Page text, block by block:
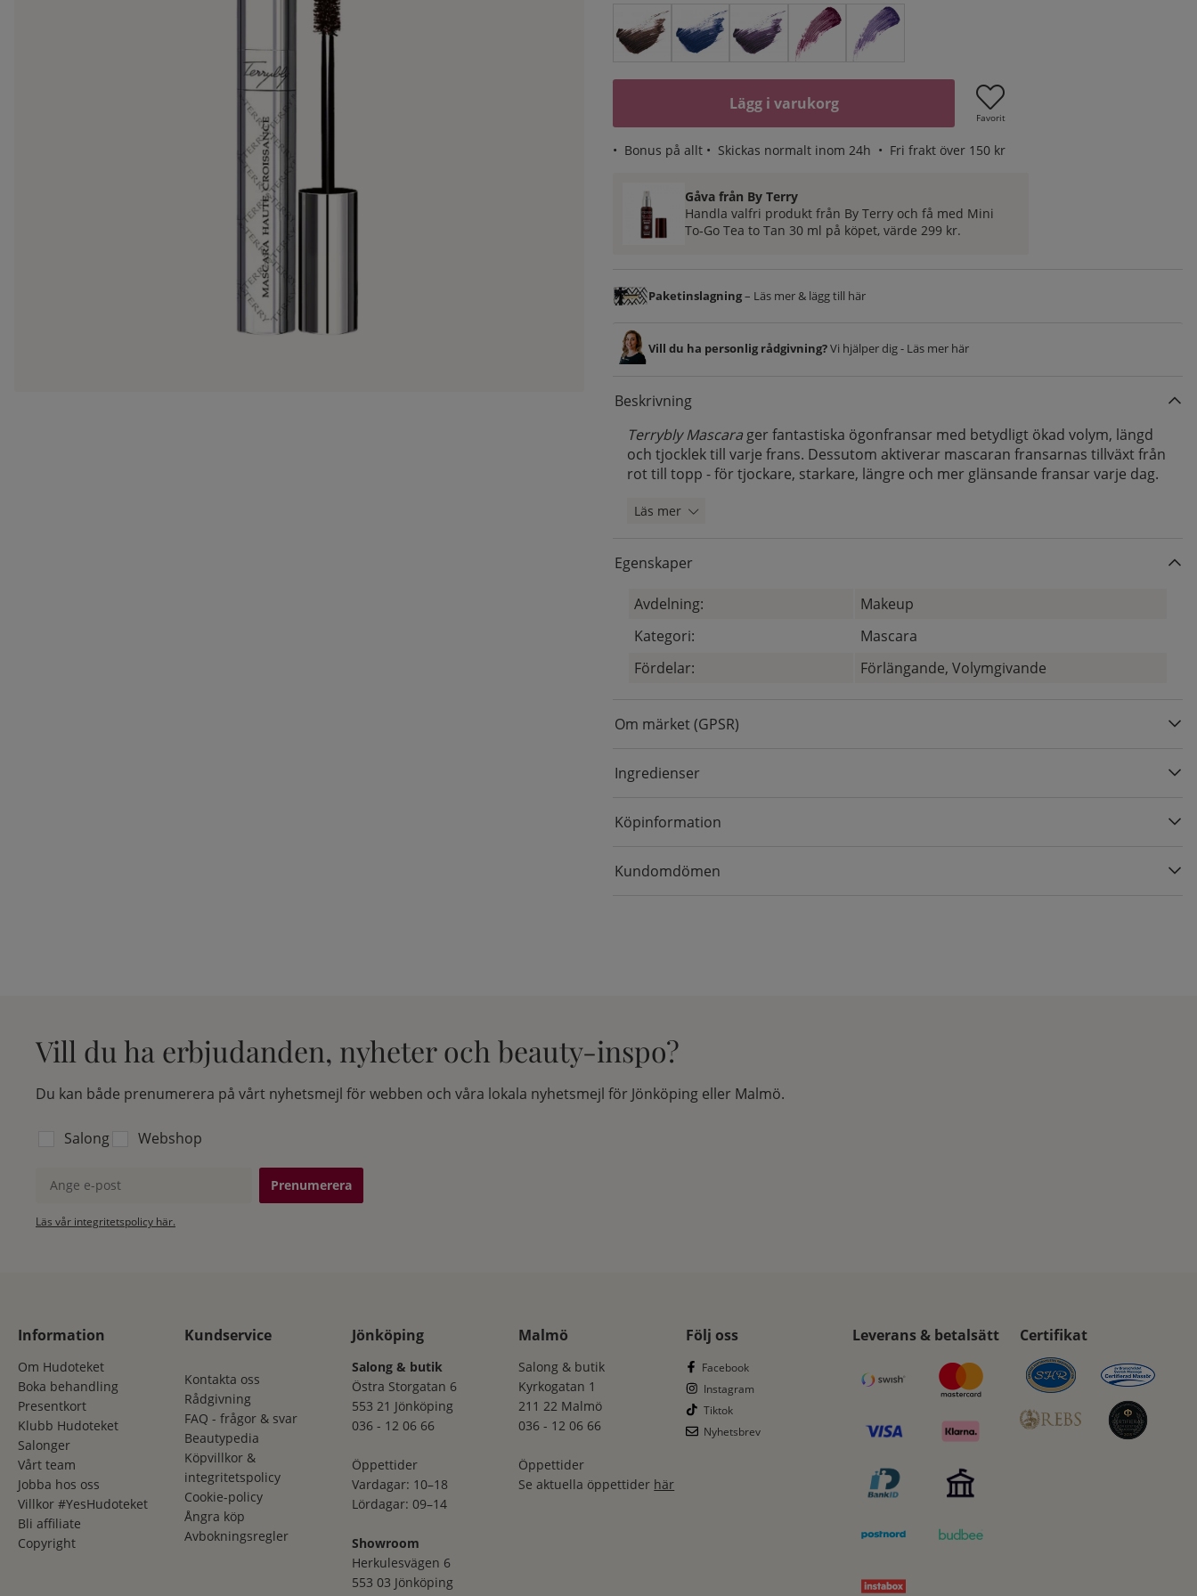
Lägg i varukorg
Favorit
• Bonus på allt • Skickas normalt inom 24h • Fri frakt över 150 kr
Gåva från By Terry
Handla valfri produkt från By Terry och få med Mini
To‑Go Tea to Tan 30 ml på köpet, värde 299 kr.
Paketinslagning– Läs mer & lägg till här
Vill du ha personlig rådgivning?Vi hjälper dig - Läs mer här
Beskrivning
Terrybly Mascara ger fantastiska ögonfransar med betydligt ökad volym, längd
och tjocklek till varje frans. Dessutom aktiverar mascaran fransarnas tillväxt från
rot till topp - för tjockare, starkare, längre och mer glänsande fransar varje dag.
Läs mer
Egenskaper
Avdelning:
Makeup
Kategori:
Mascara
Fördelar:
Förlängande, Volymgivande
Om märket (GPSR)
Ingredienser
Köpinformation
Kundomdömen
Vill du ha erbjudanden, nyheter och beauty-inspo?
Du kan både prenumerera på vårt nyhetsmejl för webben och våra lokala nyhetsmejl för Jönköping eller Malmö.
Välj vilken lista du vill prenumerera på:
Salong
Webshop
Ange e-post
Läs vår integritetspolicy här.
Information
Om Hudoteket
Boka behandling
Presentkort
Klubb Hudoteket
Salonger
Vårt team
Jobba hos oss
Villkor #YesHudoteket
Bli affiliate
Copyright
Kundservice
Kontakta oss
Rådgivning
FAQ - frågor & svar
Beautypedia
Köpvillkor &
integritetspolicy
Cookie-policy
Ångra köp
Avbokningsregler
Jönköping
Salong & butik
Östra Storgatan 6
553 21 Jönköping
036 - 12 06 66
Öppettider
Vardagar: 10–18
Lördagar: 09–14
Showroom
Herkulesvägen 6
553 03 Jönköping
Malmö
Salong & butik
Kyrkogatan 1
211 22 Malmö
036 - 12 06 66
Öppettider
Se aktuella öppettider här
Följ oss
Facebook
Instagram
Tiktok
Nyhetsbrev
Leverans & betalsätt Certifikat